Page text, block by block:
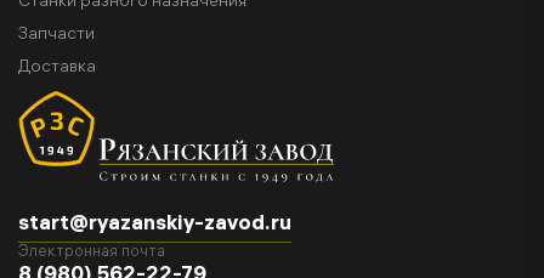
start@ryazanskiy-zavod.ru
Электронная почта
Запчасти
Доставка